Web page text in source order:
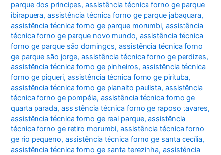
parque dos principes,assistência técnica forno ge parque
ibirapuera,assistência técnica forno ge parque jabaquara,
assistência técnica forno ge parque morumbi,assistência
técnica forno ge parque novo mundo,assistência técnica
forno ge parque são domingos,assistência técnica forno
ge parque são jorge,assistência técnica forno ge perdizes,
assistência técnica forno ge pinheiros,assistência técnica
forno ge piqueri,assistência técnica forno ge pirituba,
assistência técnica forno ge planalto paulista,assistência
técnica forno ge pompéia,assistência técnica forno ge
quarta parada,assistência técnica forno ge raposo tavares,
assistência técnica forno ge real parque,assistência
técnica forno ge retiro morumbi,assistência técnica forno
ge rio pequeno,assistência técnica forno ge santa cecília,
assistência técnica forno ge santa terezinha,assistência